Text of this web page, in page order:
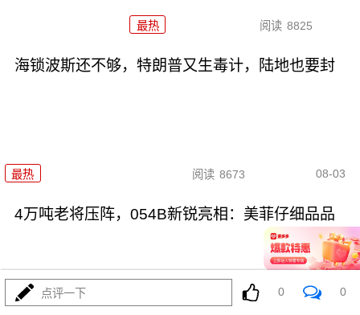
最热 阅读 8825
海锁波斯还不够，特朗普又生毒计，陆地也要封
最热 阅读 8673 08-03
4万吨老将压阵，054B新锐亮相：美菲仔细品品
点评一下 0 0